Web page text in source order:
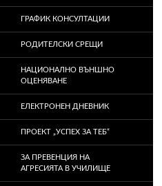
ГРАФИК КОНСУЛТАЦИИ
РОДИТЕЛСКИ СРЕЩИ
НАЦИОНАЛНО ВЪНШНО
ОЦЕНЯВАНЕ
ЕЛЕКТРОНЕН ДНЕВНИК
ПРОЕКТ „УСПЕХ ЗА ТЕБ“
ЗА ПРЕВЕНЦИЯ НА
АГРЕСИЯТА В УЧИЛИЩЕ